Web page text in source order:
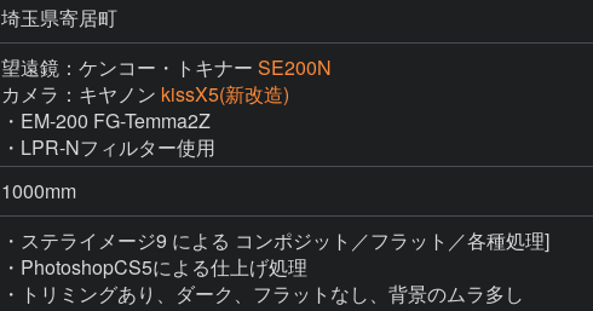
埼玉県寄居町
望遠鏡：ケンコー・トキナー SE200N
カメラ：キヤノン kissX5(新改造)
・EM-200 FG-Temma2Z
・LPR-Nフィルター使用
1000mm
・ステライメージ9 による コンポジット／フラット／各種処理]
・PhotoshopCS5による仕上げ処理
・トリミングあり、ダーク、フラットなし、背景のムラ多し